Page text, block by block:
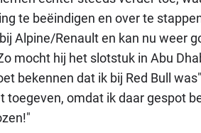
te beëindigen en over te
Alpine/Renault en kan nu weer
mocht hij het slotstuk in Abu
bekennen dat ik bij Red Bull
toegeven, omdat ik daar gespot